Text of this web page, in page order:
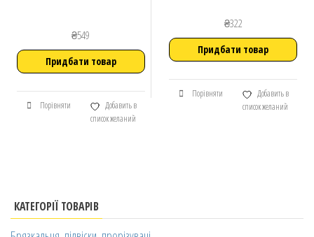
₴549
Придбати товар
Порівняти
Добавить в
список желаний
₴322
Придбати товар
Порівняти
Добавить в
список желаний
КАТЕГОРІЇ ТОВАРІВ